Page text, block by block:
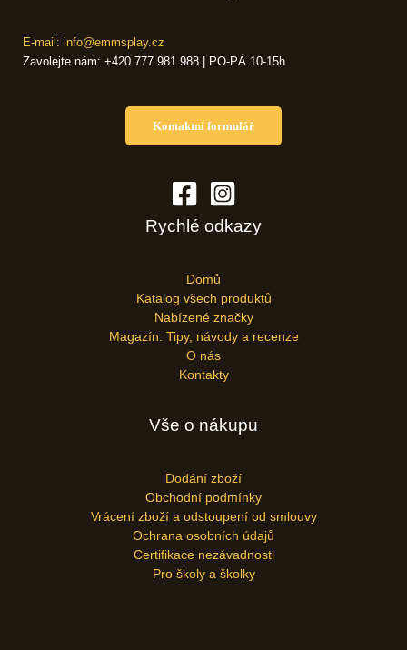
E-mail: info@emmsplay.cz
Zavolejte nám: +420 777 981 988 | PO-PÁ 10-15h
Kontaktní formulář
Rychlé odkazy
Domů
Katalog všech produktů
Nabízené značky
Magazín: Tipy, návody a recenze
O nás
Kontakty
Vše o nákupu
Dodání zboží
Obchodní podmínky
Vrácení zboží a odstoupení od smlouvy
Ochrana osobních údajů
Certifikace nezávadnosti
Pro školy a školky